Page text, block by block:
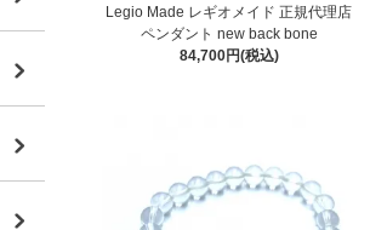
Legio Made レギオメイド 正規代理店
ペンダント new back bone
84,700円(税込)